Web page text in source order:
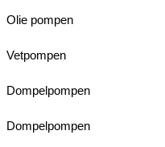
Olie pompen
Vetpompen
Dompelpompen
Dompelpompen